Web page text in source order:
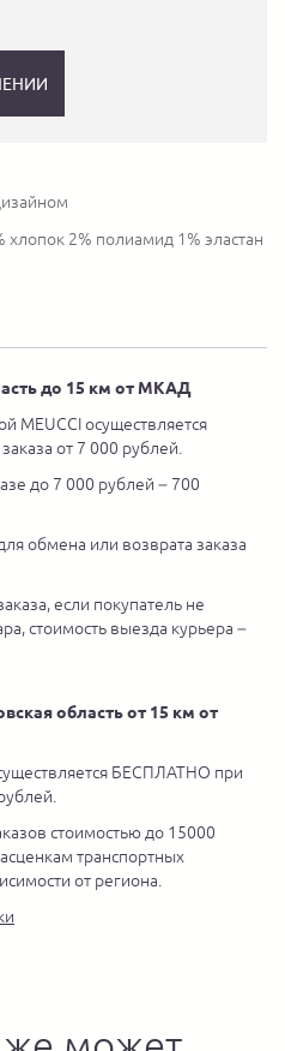
хлопок 2% полиамид 1% эластан
до 15 км от МКАД
MEUCCI осуществляется
от 7 000 рублей.
до 7 000 рублей – 700
обмена или возврата заказа
если покупатель не
стоимость выезда курьера –
область от 15 км от
БЕСПЛАТНО при
стоимостью до 15000
транспортных
от региона.